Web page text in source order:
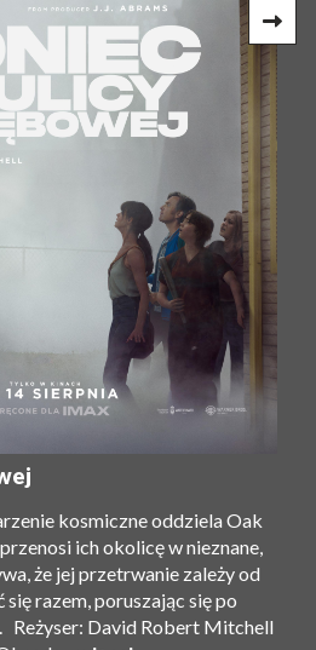
kosmiczne oddziela Oak
ich okolicę w nieznane,
że ​​jej przetrwanie zależy od
razem, poruszając się po
Reżyser: David Robert Mitchell